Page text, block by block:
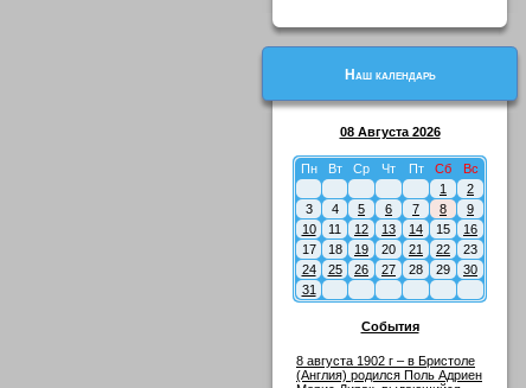
Наш календарь
08 Августа 2026
Пн Вт Ср Чт Пт Сб
Вс
1
2
3
4 5 6 7 8
9
10
11 12 13 14 15
16
17
18 19 20 21 22
23
24
25 26 27 28 29
30
31
События
8 августа 1902 г – в Бристоле
(Англия) родился Поль Адриен